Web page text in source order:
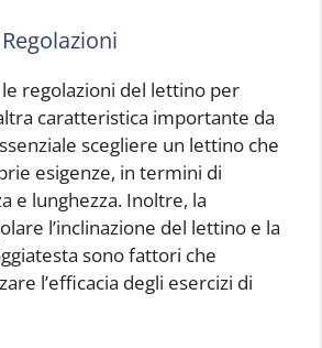
regolazioni del lettino per
caratteristica importante da
scegliere un lettino che
esigenze, in termini di
e lunghezza. Inoltre, la
l’inclinazione del lettino e la
sono fattori che
l’efficacia degli esercizi di